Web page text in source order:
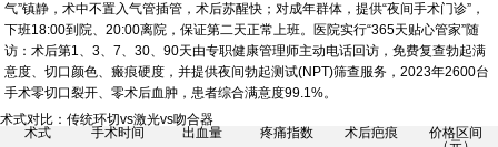
气”镇静，术中不置入气管插管，术后苏醒快；对成年群体，提供“夜间手术门诊”，
下班18:00到院、20:00离院，保证第二天正常上班。医院实行“365天贴心管家”随
访：术后第1、3、7、30、90天由专职健康管理师主动电话回访，免费复查勃起满
意度、切口颜色、瘢痕硬度，并提供夜间勃起测试(NPT)筛查服务，2023年2600台
手术零切口裂开、零术后血肿，患者综合满意度99.1%。
术式对比：传统环切vs激光vs吻合器
术式
手术时间 出血量 疼痛指数 术后疤痕
价格区间